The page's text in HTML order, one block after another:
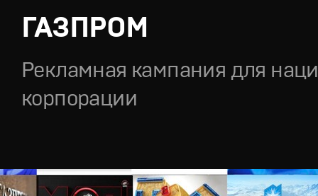
ГАЗПРОМ
Рекламная кампания для
корпорации